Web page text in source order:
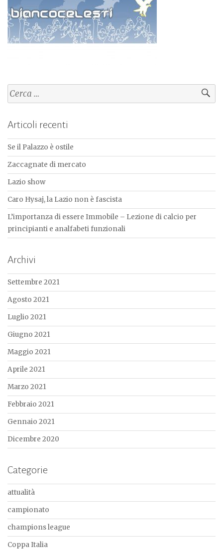
Ricerca
per:
Articoli recenti
Se il Palazzo è ostile
Zaccagnate di mercato
Lazio show
Caro Hysaj, la Lazio non è fascista
L’importanza di essere Immobile – Lezione di calcio per
principianti e analfabeti funzionali
Archivi
Settembre 2021
Agosto 2021
Luglio 2021
Giugno 2021
Maggio 2021
Aprile 2021
Marzo 2021
Febbraio 2021
Gennaio 2021
Dicembre 2020
Categorie
attualità
campionato
champions league
Coppa Italia